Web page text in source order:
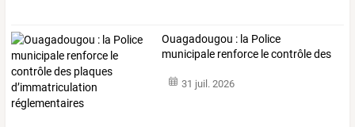
Ouagadougou : la Police
municipale renforce lecontrôledes
31 juil. 2026